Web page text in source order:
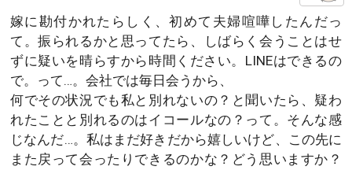
嫁に勘付かれたらしく、初めて夫婦喧嘩したんだっ
て。振られるかと思ってたら、しばらく会うことはせ
ずに疑いを晴らすから時間ください。LINEはできるの
で。って…。会社では毎日会うから、
何でその状況でも私と別れないの？と聞いたら、疑わ
れたことと別れるのはイコールなの？って。そんな感
じなんだ…。私はまだ好きだから嬉しいけど、この先に
また戻って会ったりできるのかな？どう思いますか？